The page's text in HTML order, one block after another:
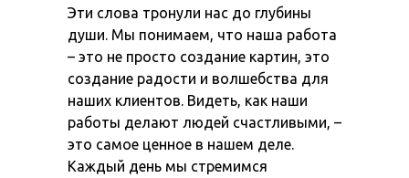
Эти слова тронули нас до глубины
души. Мы понимаем, что наша работа
– это не просто создание картин, это
создание радости и волшебства для
наших клиентов. Видеть, как наши
работы делают людей счастливыми, –
это самое ценное в нашем деле.
Каждый день мы стремимся